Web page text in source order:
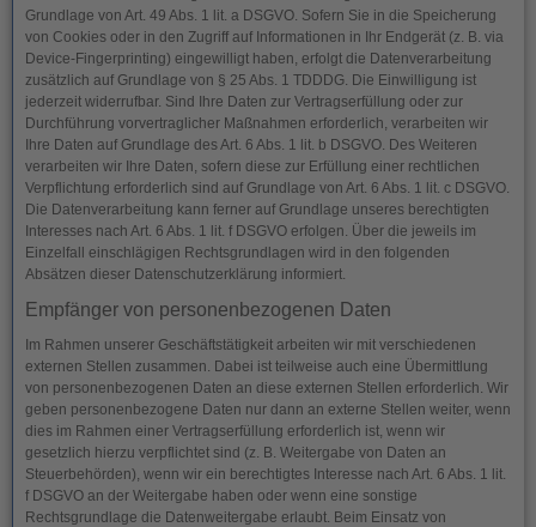
Grundlage von Art. 49 Abs. 1 lit. a DSGVO. Sofern Sie in die Speicherung
von Cookies oder in den Zugriff auf Informationen in Ihr Endgerät (z. B. via
Device-Fingerprinting) eingewilligt haben, erfolgt die Datenverarbeitung
zusätzlich auf Grundlage von § 25 Abs. 1 TDDDG. Die Einwilligung ist
jederzeit widerrufbar. Sind Ihre Daten zur Vertragserfüllung oder zur
Durchführung vorvertraglicher Maßnahmen erforderlich, verarbeiten wir
Ihre Daten auf Grundlage des Art. 6 Abs. 1 lit. b DSGVO. Des Weiteren
verarbeiten wir Ihre Daten, sofern diese zur Erfüllung einer rechtlichen
Verpflichtung erforderlich sind auf Grundlage von Art. 6 Abs. 1 lit. c DSGVO.
Die Datenverarbeitung kann ferner auf Grundlage unseres berechtigten
Interesses nach Art. 6 Abs. 1 lit. f DSGVO erfolgen. Über die jeweils im
Einzelfall einschlägigen Rechtsgrundlagen wird in den folgenden
Absätzen dieser Datenschutzerklärung informiert.
Empfänger von personenbezogenen Daten
Im Rahmen unserer Geschäftstätigkeit arbeiten wir mit verschiedenen
externen Stellen zusammen. Dabei ist teilweise auch eine Übermittlung
von personenbezogenen Daten an diese externen Stellen erforderlich. Wir
geben personenbezogene Daten nur dann an externe Stellen weiter, wenn
dies im Rahmen einer Vertragserfüllung erforderlich ist, wenn wir
gesetzlich hierzu verpflichtet sind (z. B. Weitergabe von Daten an
Steuerbehörden), wenn wir ein berechtigtes Interesse nach Art. 6 Abs. 1 lit.
f DSGVO an der Weitergabe haben oder wenn eine sonstige
Rechtsgrundlage die Datenweitergabe erlaubt. Beim Einsatz von